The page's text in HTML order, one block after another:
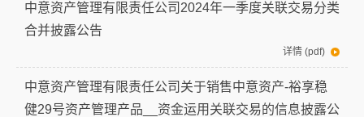
中意资产管理有限责任公司2024年一季度关联交易分类
合并披露公告
详情 (pdf)
中意资产管理有限责任公司关于销售中意资产-裕享稳
健29号资产管理产品__资金运用关联交易的信息披露公